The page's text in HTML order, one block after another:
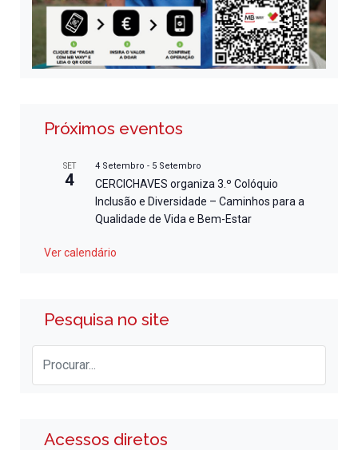
Próximos eventos
SET
4
4 Setembro - 5 Setembro
CERCICHAVES organiza 3.º Colóquio
Inclusão e Diversidade – Caminhos para a
Qualidade de Vida e Bem-Estar
Ver calendário
Pesquisa no site
Acessos diretos